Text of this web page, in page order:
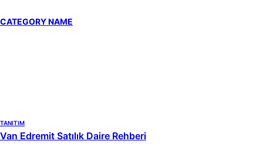
CATEGORY NAME
TANITIM
Van Edremit Satılık Daire Rehberi